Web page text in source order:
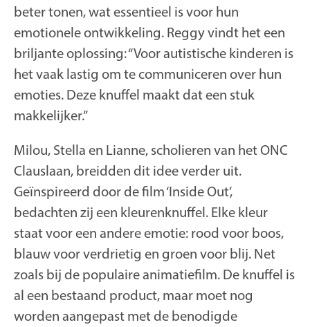
beter tonen, wat essentieel is voor hun
emotionele ontwikkeling. Reggy vindt het een
briljante oplossing: “Voor autistische kinderen is
het vaak lastig om te communiceren over hun
emoties. Deze knuffel maakt dat een stuk
makkelijker.”
Milou, Stella en Lianne, scholieren van het ONC
Clauslaan, breidden dit idee verder uit.
Geïnspireerd door de film ‘Inside Out’,
bedachten zij een kleurenknuffel. Elke kleur
staat voor een andere emotie: rood voor boos,
blauw voor verdrietig en groen voor blij. Net
zoals bij de populaire animatiefilm. De knuffel is
al een bestaand product, maar moet nog
worden aangepast met de benodigde